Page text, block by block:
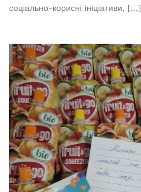
соціально-корисні ініціативи, […]